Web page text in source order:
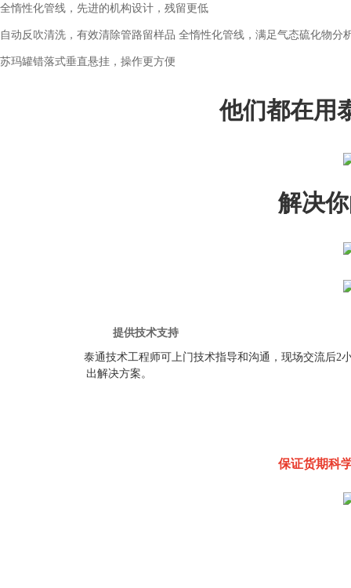
全惰性化管线，先进的机构设计，残留更低
自动反吹清洗，有效清除管路留样品 全惰性化管线，满足气态硫化物分
苏玛罐错落式垂直悬挂，操作更方便
他们都在用
解决
提供技术支持 安装
泰通技术工程师可上门技术指导和沟通，现场交流后
出解决方案。 培训使用和操作
保证货期科